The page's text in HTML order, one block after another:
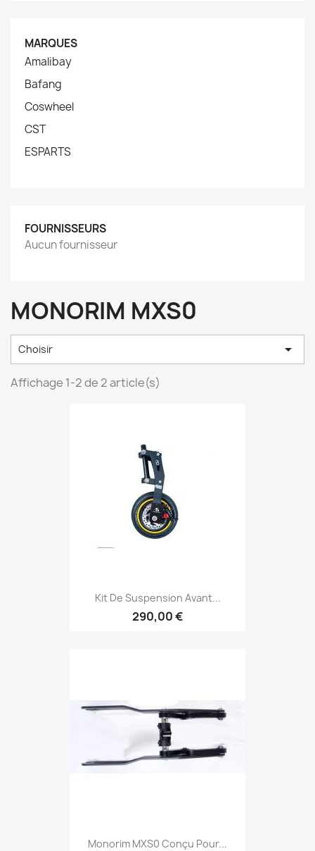
MARQUES
Amalibay
Bafang
Coswheel
CST
ESPARTS
FOURNISSEURS
Aucun fournisseur
MONORIM MXS0
Choisir 
Affichage 1-2 de 2 article(s)
Kit De Suspension Avant...
290,00 €
Monorim MXS0 Conçu Pour...